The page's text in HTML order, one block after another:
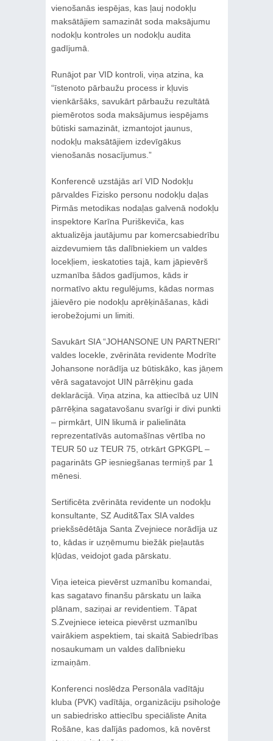
vienošanās iespējas, kas ļauj nodokļu
maksātājiem samazināt soda maksājumu
nodokļu kontroles un nodokļu audita
gadījumā.
Runājot par VID kontroli, viņa atzina, ka
“īstenoto pārbaužu process ir kļuvis
vienkāršāks, savukārt pārbaužu rezultātā
piemērotos soda maksājumus iespējams
būtiski samazināt, izmantojot jaunus,
nodokļu maksātājiem izdevīgākus
vienošanās nosacījumus.”
Konferencē uzstājās arī VID Nodokļu
pārvaldes Fizisko personu nodokļu daļas
Pirmās metodikas nodaļas galvenā nodokļu
inspektore Karīna Puriškeviča, kas
aktualizēja jautājumu par komercsabiedrību
aizdevumiem tās dalībniekiem un valdes
locekļiem, ieskatoties tajā, kam jāpievērš
uzmanība šādos gadījumos, kāds ir
normatīvo aktu regulējums, kādas normas
jāievēro pie nodokļu aprēķināšanas, kādi
ierobežojumi un limiti.
Savukārt SIA “JOHANSONE UN PARTNERI”
valdes locekle, zvērināta revidente Modrīte
Johansone norādīja uz būtiskāko, kas jāņem
vērā sagatavojot UIN pārrēķinu gada
deklarācijā. Viņa atzina, ka attiecībā uz UIN
pārrēķina sagatavošanu svarīgi ir divi punkti
– pirmkārt, UIN likumā ir palielināta
reprezentatīvās automašīnas vērtība no
TEUR 50 uz TEUR 75, otrkārt GPKGPL –
pagarināts GP iesniegšanas termiņš par 1
mēnesi.
Sertificēta zvērināta revidente un nodokļu
konsultante, SZ Audit&Tax SIA valdes
priekšsēdētāja Santa Zvejniece norādīja uz
to, kādas ir uzņēmumu biežāk pieļautās
kļūdas, veidojot gada pārskatu.
Viņa ieteica pievērst uzmanību komandai,
kas sagatavo finanšu pārskatu un laika
plānam, saziņai ar revidentiem. Tāpat
S.Zvejniece ieteica pievērst uzmanību
vairākiem aspektiem, tai skaitā Sabiedrības
nosaukumam un valdes dalībnieku
izmaiņām.
Konferenci noslēdza Personāla vadītāju
kluba (PVK) vadītāja, organizāciju psiholoģe
un sabiedrisko attiecību speciāliste Anita
Rošāne, kas dalījās padomos, kā novērst